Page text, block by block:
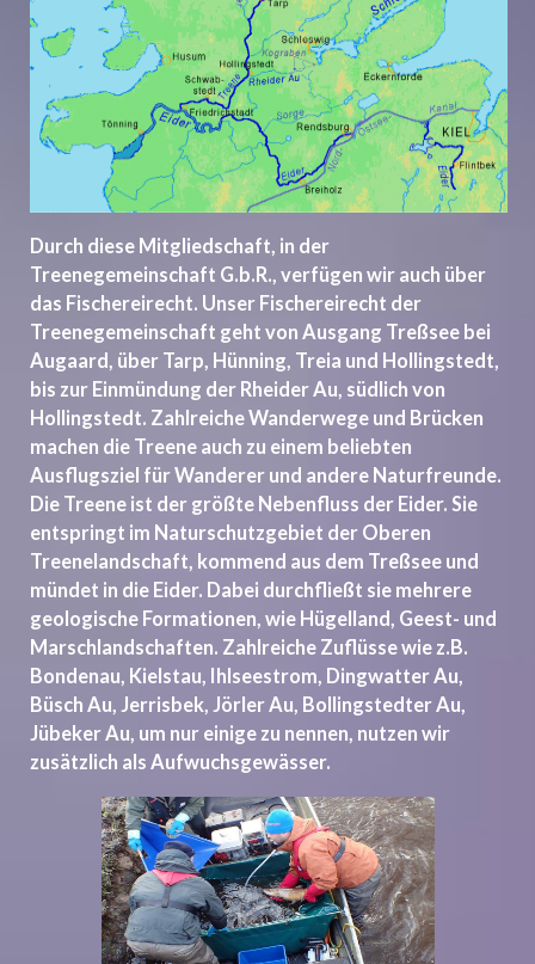
Durch diese Mitgliedschaft, in der
Treenegemeinschaft G.b.R., verfügen wir auch über
das Fischereirecht. Unser Fischereirecht der
Treenegemeinschaft geht von Ausgang Treßsee bei
Augaard, über Tarp, Hünning, Treia und Hollingstedt,
bis zur Einmündung der Rheider Au, südlich von
Hollingstedt. Zahlreiche Wanderwege und Brücken
machen die Treene auch zu einem beliebten
Ausflugsziel für Wanderer und andere Naturfreunde.
Die Treene ist der größte Nebenfluss der Eider. Sie
entspringt im Naturschutzgebiet der Oberen
Treenelandschaft, kommend aus dem Treßsee und
mündet in die Eider. Dabei durchfließt sie mehrere
geologische Formationen, wie Hügelland, Geest- und
Marschlandschaften. Zahlreiche Zuflüsse wie z.B.
Bondenau, Kielstau, Ihlseestrom, Dingwatter Au,
Büsch Au, Jerrisbek, Jörler Au, Bollingstedter Au,
Jübeker Au, um nur einige zu nennen, nutzen wir
zusätzlich als Aufwuchsgewässer.